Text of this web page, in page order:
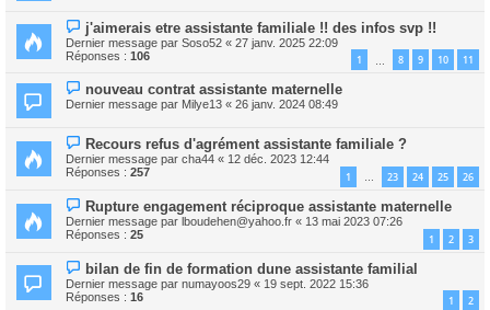
j'aimerais etre assistante familiale !! des infos svp !!
Dernier message par Soso52 « 27 janv. 2025 22:09
Réponses : 106 1 8 9 10 11
nouveau contrat assistante maternelle
Dernier message par Milye13 « 26 janv. 2024 08:49
Recours refus d'agrément assistante familiale ?
Dernier message par cha44 « 12 déc. 2023 12:44
Réponses : 257 1 … 23 24 25 26
Rupture engagement réciproque assistante maternelle
Dernier message par lboudehen@yahoo.fr « 13 mai 2023 07:26
Réponses : 25 1 2 3
bilan de fin de formation dune assistante familial
Dernier message par numayoos29 « 19 sept. 2022 15:36
Réponses : 16 1 2